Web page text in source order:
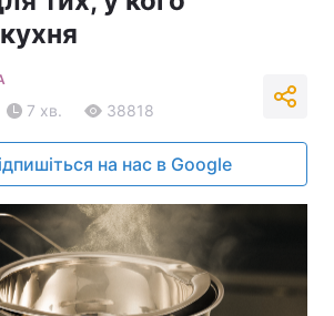
7 хв. 38818
на нас в Google